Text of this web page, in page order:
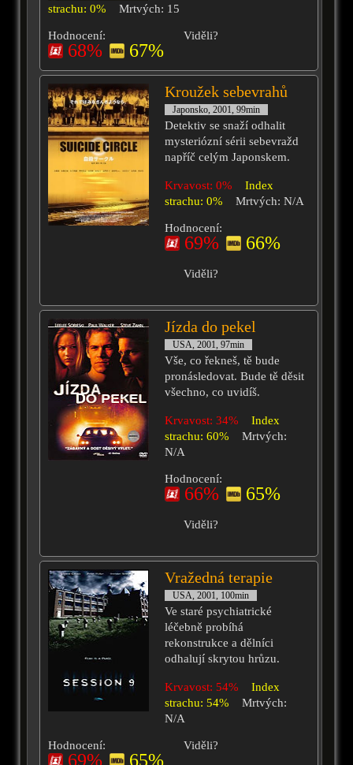
strachu: 0%
Mrtvých: 15
Hodnocení:
68% 67%
Viděli?
Kroužek sebevrahů
Japonsko, 2001, 99min
Detektiv se snaží odhalit
mysteriózní sérii sebevražd
napříč celým Japonskem.
Krvavost: 0%
Index
strachu: 0%
Mrtvých: N/A
Hodnocení:
69% 66%
Viděli?
Jízda do pekel
USA, 2001, 97min
Vše, co řekneš, tě bude
pronásledovat. Bude tě děsit
všechno, co uvidíš.
Krvavost: 34%
Index
strachu: 60%
Mrtvých:
N/A
Hodnocení:
66% 65%
Viděli?
Vražedná terapie
USA, 2001, 100min
Ve staré psychiatrické
léčebně probíhá
rekonstrukce a dělníci
odhalují skrytou hrůzu.
Krvavost: 54%
Index
strachu: 54%
Mrtvých:
N/A
Hodnocení:
69% 65%
Viděli?